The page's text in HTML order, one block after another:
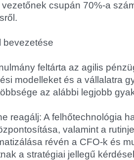
csupán 70%-a
bevezetése
feltárta az agilis
modelleket és a vállalatra
az alábbi legjobb
reagálj: A felhőtechnológia
valamint a
révén a CFO-k és
a stratégiai jellegű